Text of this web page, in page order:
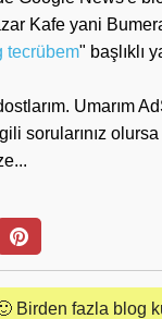
Kafe yani
tecrübem" başlıklı
Umarım
sorularınız
Birden fazla blog